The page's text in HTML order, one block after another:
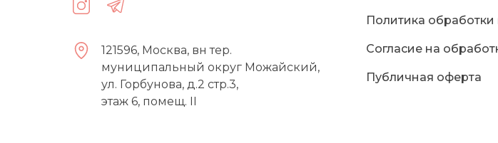
121596, Москва, вн тер.
муниципальный округ Можайский,
ул. Горбунова, д.2 стр.3,
этаж 6, помещ. II
Политика
Согласие на
Публичная оферта